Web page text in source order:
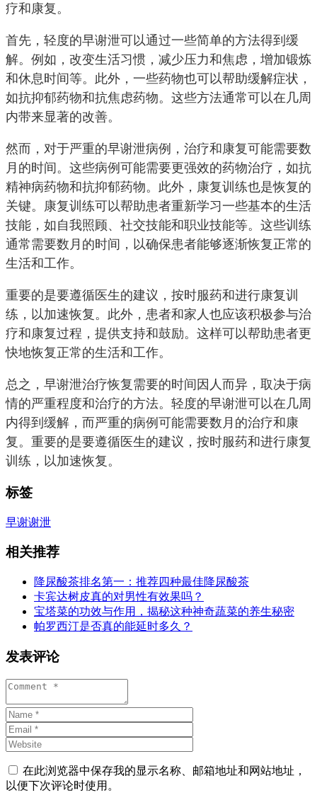
疗和康复。
首先，轻度的早谢泄可以通过一些简单的方法得到缓
解。例如，改变生活习惯，减少压力和焦虑，增加锻炼
和休息时间等。此外，一些药物也可以帮助缓解症状，
如抗抑郁药物和抗焦虑药物。这些方法通常可以在几周
内带来显著的改善。
然而，对于严重的早谢泄病例，治疗和康复可能需要数
月的时间。这些病例可能需要更强效的药物治疗，如抗
精神病药物和抗抑郁药物。此外，康复训练也是恢复的
关键。康复训练可以帮助患者重新学习一些基本的生活
技能，如自我照顾、社交技能和职业技能等。这些训练
通常需要数月的时间，以确保患者能够逐渐恢复正常的
生活和工作。
重要的是要遵循医生的建议，按时服药和进行康复训
练，以加速恢复。此外，患者和家人也应该积极参与治
疗和康复过程，提供支持和鼓励。这样可以帮助患者更
快地恢复正常的生活和工作。
总之，早谢泄治疗恢复需要的时间因人而异，取决于病
情的严重程度和治疗的方法。轻度的早谢泄可以在几周
内得到缓解，而严重的病例可能需要数月的治疗和康
复。重要的是要遵循医生的建议，按时服药和进行康复
训练，以加速恢复。
标签
早谢谢泄
相关推荐
降尿酸茶排名第一：推荐四种最佳降尿酸茶
卡宾达树皮真的对男性有效果吗？
宝塔菜的功效与作用，揭秘这种神奇蔬菜的养生秘密
帕罗西汀是否真的能延时多久？
发表评论
在此浏览器中保存我的显示名称、邮箱地址和网站地址，
以便下次评论时使用。